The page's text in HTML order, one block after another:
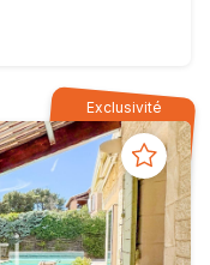
Exclusivité